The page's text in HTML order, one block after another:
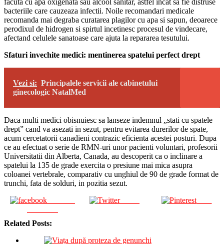
bacteriile care cauzeaza infectii. Noile recomandari medicale
recomanda mai degraba curatarea plagilor cu apa si sapun, deoarece
perodixul de hidrogen si spirtul incetinesc procesul de vindecare,
afectand celulele sanatoase care ajuta la repararea tesutului.
Sfaturi invechite medici: mentinerea spatelui perfect drept
Vezi si: Principalele servicii ale cabinetului
ginecologic NatalMed
Daca multi medici obisnuiesc sa lanseze indemnul „stati cu spatele
drept” cand va asezati in sezut, pentru evitarea durerilor de spate,
acum cercetatorii canadieni contrazic eficienta acestei posturi. Dupa
ce au efectuat o serie de RMN-uri unor pacienti voluntari, profesorii
Universitatii din Alberta, Canada, au descoperit ca o inclinare a
spatelui la 135 de grade exercita o presiune mai mica asupra
coloanei vertebrale, comparativ cu unghiul de 90 de grade format de
trunchi, fata de solduri, in pozitia sezut.
Tweet Save
Related Posts: